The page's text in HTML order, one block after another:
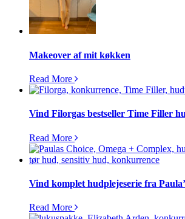
Makeover af mit køkken
Read More
Vind Filorgas bestseller Time Filler
Read More
Vind komplet hudplejeserie fra
Read More